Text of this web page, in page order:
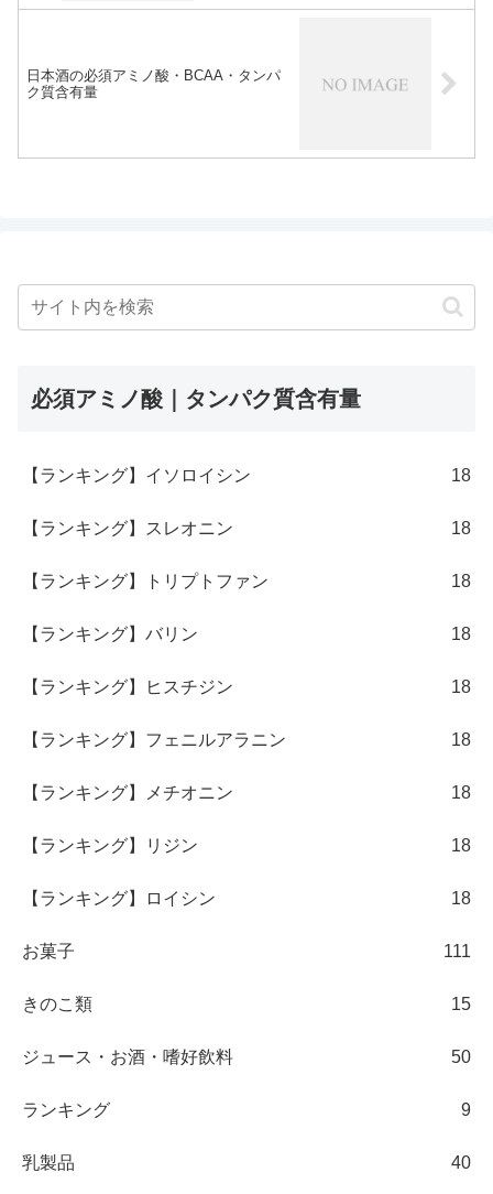
日本酒の必須アミノ酸・BCAA・タンパ
ク質含有量
必須アミノ酸｜タンパク質含有量
【ランキング】イソロイシン 18
【ランキング】スレオニン 18
【ランキング】トリプトファン 18
【ランキング】バリン 18
【ランキング】ヒスチジン 18
【ランキング】フェニルアラニン 18
【ランキング】メチオニン 18
【ランキング】リジン 18
【ランキング】ロイシン 18
お菓子 111
きのこ類 15
ジュース・お酒・嗜好飲料 50
ランキング 9
乳製品 40